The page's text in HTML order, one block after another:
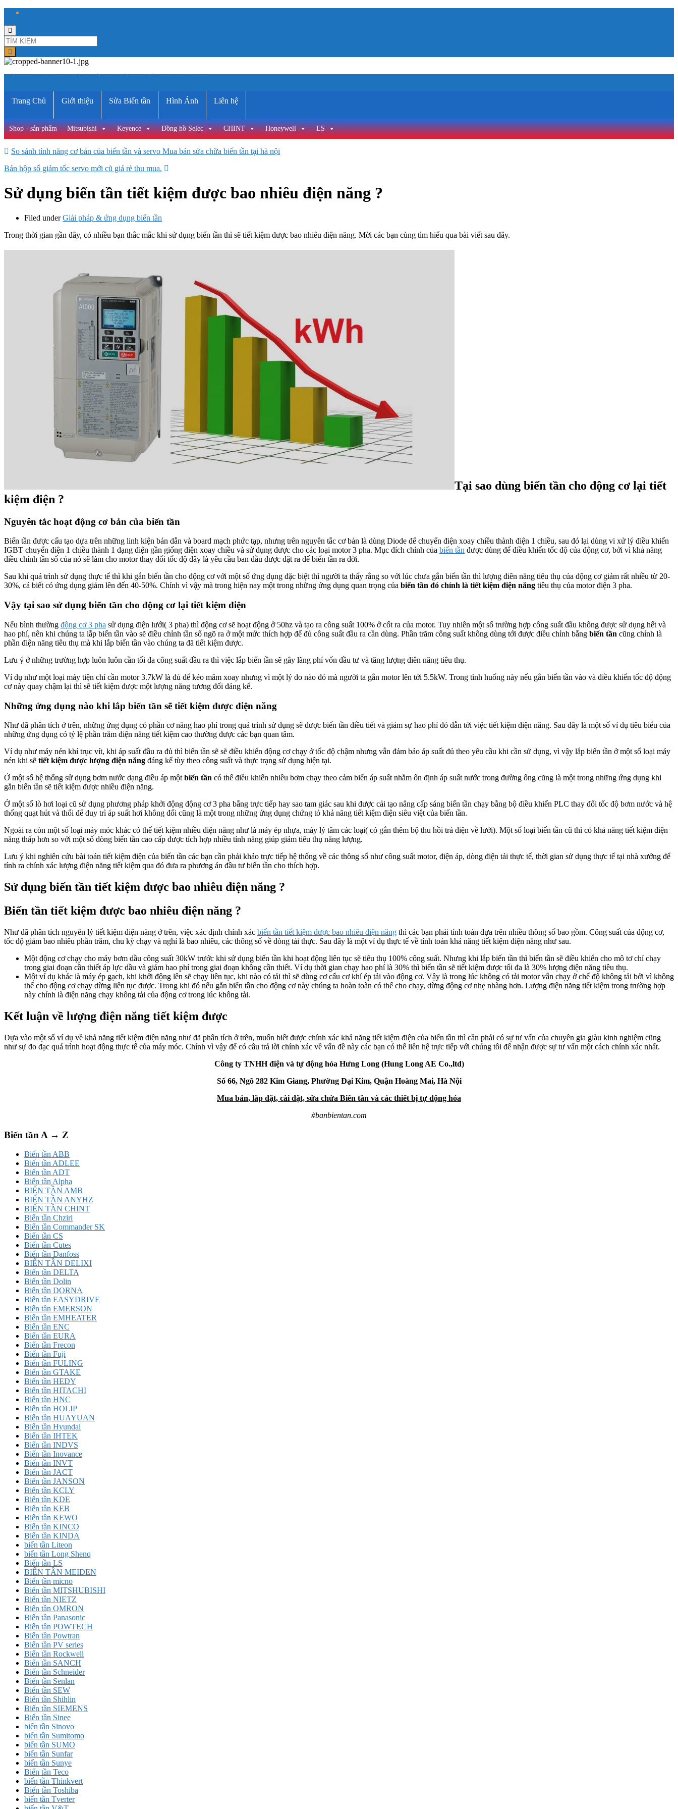
Toggle
search
form
Trang Chủ Giới thiệu Sửa Biến tần Hình Ảnh Liên hệ
Shop - sản phẩm Mitsubishi Keyence Đồng hồ Selec CHINT Honeywell LS
So sánh tính năng cơ bản của biến tần và servo Mua bán sửa chữa biến tần tại hà nội
Bán hộp số giảm tốc servo mới cũ giá rẻ thu mua.
Sử dụng biến tần tiết kiệm được bao nhiêu điện năng ?
Filed underGiải pháp & ứng dụng biến tần
Trong thời gian gần đây, có nhiều bạn thắc mắc khi sử dụng biến tần thì sẽ tiết kiệm được bao nhiêu điện năng. Mời các bạn cùng tìm hiểu qua bài viết sau đây.
Tại sao dùng biến tần cho động cơ lại tiết
kiệm điện ?
Nguyên tắc hoạt động cơ bản của biến tần
Biến tần được cấu tạo dựa trên những linh kiện bán dẫn và board mạch phức tạp, nhưng trên nguyên tắc cơ bản là dùng Diode để chuyển điện xoay chiều thành điện 1 chiều, sau đó lại dùng vi xử lý điều khiển
IGBT chuyển điện 1 chiều thành 1 dạng điện gần giống điện xoay chiều và sử dụng được cho các loại motor 3 pha. Mục đích chính của biến tần được dùng để điều khiển tốc độ của động cơ, bởi vì khả năng
điều chỉnh tần số của nó sẽ làm cho motor thay đổi tốc độ đây là yêu cầu ban đầu được đặt ra để biến tần ra đời.
Sau khi quá trình sử dụng thực tế thì khi gắn biến tần cho động cơ với một số ứng dụng đặc biệt thì người ta thấy rằng so với lúc chưa gắn biến tần thì lượng điên năng tiêu thụ của động cơ giảm rất nhiều từ 20-
30%, cá biết có ứng dụng giảm lên đến 40-50%. Chính vì vậy mà trong hiện nay một trong những ứng dụng quan trọng của biến tần đó chính là tiết kiệm điện năng tiêu thụ của motor điện 3 pha.
Vậy tại sao sử dụng biến tần cho động cơ lại tiết kiệm điện
Nếu bình thường động cơ 3 pha sử dụng điện lưới( 3 pha) thì động cơ sẽ hoạt động ở 50hz và tạo ra công suất 100% ở cốt ra của motor. Tuy nhiên một số trường hợp công suất đầu không được sử dụng hết và
hao phí, nên khi chúng ta lắp biến tần vào sẽ điều chỉnh tần số ngõ ra ở một mức thích hợp để đủ công suất đầu ra cần dùng. Phần trăm công suất không dùng tới được điều chỉnh bằng biến tần cũng chính là
phần điện năng tiêu thụ mà khi lắp biến tần vào chúng ta đã tiết kiệm được.
Lưu ý ở những trường hợp luôn luôn cần tối đa công suất đầu ra thì việc lắp biến tần sẽ gây lãng phí vốn đầu tư và tăng lượng điên năng tiêu thụ.
Ví dụ như một loại máy tiện chỉ cần motor 3.7kW là đủ để kéo mâm xoay nhưng vì một lý do nào đó mà người ta gắn motor lên tới 5.5kW. Trong tình huống này nếu gắn biến tần vào và điều khiển tốc độ động
cơ này quay chậm lại thì sẽ tiết kiệm được một lượng năng tương đối đáng kể.
Những ứng dụng nào khi lắp biến tần sẽ tiết kiệm được điện năng
Như đã phân tích ở trên, những ứng dụng có phần cơ năng hao phí trong quá trình sử dụng sẽ được biến tần điều tiết và giảm sự hao phí đó dẫn tới việc tiết kiệm điện năng. Sau đây là một số ví dụ tiêu biểu của
những ứng dụng có tỷ lệ phần trăm điện năng tiết kiệm cao thường được các bạn quan tâm.
Ví dụ như máy nén khí trục vít, khi áp suất đầu ra đủ thì biến tần sẽ sẽ điều khiển động cơ chạy ở tốc độ chậm nhưng vẫn đảm bảo áp suất đủ theo yêu cầu khi cần sử dụng, vì vậy lắp biến tần ở một số loại máy
nén khi sẽ tiết kiệm được lượng điện năng đáng kể tùy theo công suất và thực trạng sử dụng hiện tại.
Ở một số hệ thống sử dụng bơm nước dạng điều áp một biến tần có thể điều khiển nhiều bơm chạy theo cảm biến áp suất nhằm ổn định áp suất nước trong đường ống cũng là một trong những ứng dụng khi
gắn biến tần sẽ tiết kiệm được nhiều điện năng.
Ở một số lò hơi loại cũ sử dụng phương pháp khởi động động cơ 3 pha bằng trực tiếp hay sao tam giác sau khi được cải tạo nâng cấp sáng biến tần chạy bằng bộ điều khiển PLC thay đổi tốc độ bơm nước và hệ
thống quạt hút và thổi để duy trì áp suất hơi không đổi cũng là một trong những ứng dụng chứng tỏ khả năng tiết kiệm điện siêu việt của biến tần.
Ngoài ra còn một số loại máy móc khác có thể tiết kiệm nhiều điện năng như là máy ép nhựa, máy lý tâm các loại( có gắn thêm bộ thu hồi trả điện về lưới). Một số loại biến tần cũ thì có khả năng tiết kiệm điện
năng thấp hơn so với một số dòng biến tần cao cấp được tích hợp nhiều tính năng giúp giảm tiêu thụ năng lượng.
Lưu ý khi nghiên cứu bài toán tiết kiệm điện của biến tần các bạn cần phải khảo trực tiếp hệ thống về các thông số như công suất motor, điện áp, dòng điện tải thực tế, thời gian sử dụng thực tế tại nhà xưởng để
tính ra chính xác lượng điện năng tiết kiệm qua đó đưa ra phương án đầu tư biến tần cho thích hợp.
Sử dụng biến tần tiết kiệm được bao nhiêu điện năng ?
Biến tần tiết kiệm được bao nhiêu điện năng ?
Như đã phân tích nguyên lý tiết kiệm điện năng ở trên, việc xác định chính xác biến tần tiết kiệm được bao nhiêu điện năng thì các bạn phải tính toán dựa trên nhiều thông số bao gồm. Công suất của động cơ,
tốc độ giảm bao nhiêu phần trăm, chu kỳ chạy và nghỉ là bao nhiêu, các thông số về dòng tải thực. Sau đây là một ví dụ thực tế về tính toán khả năng tiết kiệm điện năng như sau.
Một động cơ chạy cho máy bơm dầu công suất 30kW trước khi sử dụng biến tần khi hoạt động liên tục sẽ tiêu thụ 100% công suất. Nhưng khi lắp biến tần thì biến tần sẽ điều khiển cho mô tơ chỉ chạy
trong giai đoạn cần thiết áp lực dầu và giảm hao phí trong giai đoạn không cần thiết. Ví dụ thời gian chạy hao phí là 30% thì biến tần sẽ tiết kiệm được tối đa là 30% lượng điện năng tiêu thụ.
Một ví dụ khác là máy ép gạch, khi khởi động lên sẽ chạy liên tục, khi nào có tải thì sẽ dùng cơ cấu cơ khí ép tải vào động cơ. Vậy là trong lúc không có tải motor vẫn chạy ở chế độ không tải bởi vì không
thể cho động cơ chạy dừng liên tục được. Trong khi đó nếu gắn biến tần cho động cơ này chúng ta hoàn toàn có thể cho chạy, dừng động cơ nhẹ nhàng hơn. Lượng điện năng tiết kiệm trong trường hợp
này chính là điện năng chạy không tải của động cơ trong lúc không tải.
Kết luận về lượng điện năng tiết kiệm được
Dựa vào một số ví dụ về khả năng tiết kiệm điện năng như đã phân tích ở trên, muốn biết được chính xác khả năng tiết kiệm điện của biến tần thì cần phải có sự tư vấn của chuyên gia giàu kinh nghiệm cũng
như sự đo đạc quá trình hoạt động thực tế của máy móc. Chính vì vậy để có câu trả lời chính xác về vấn đề này các bạn có thể liên hệ trực tiếp với chúng tôi để nhận được sự tư vấn một cách chính xác nhất.
Công ty TNHH điện và tự động hóa Hưng Long (Hung Long AE Co.,ltd)
Số 66, Ngõ 282 Kim Giang, Phường Đại Kim, Quận Hoàng Mai, Hà Nội
Mua bán, lắp đặt, cài đặt, sửa chửa Biến tần và các thiết bị tự động hóa
#banbientan.com
Biến tần A → Z
Biến tần ABB
Biến tần ADLEE
Biến tần ADT
Biến tần Alpha
BIẾN TẦN AMB
BIẾN TẦN ANYHZ
BIẾN TẦN CHINT
Biến tần Chziri
Biến tần Commander SK
Biến tần CS
Biến tần Cutes
Biến tần Danfoss
BIẾN TẦN DELIXI
Biến tần DELTA
Biến tần Dolin
Biến tần DORNA
Biến tần EASYDRIVE
Biến tần EMERSON
Biến tần EMHEATER
Biến tần ENC
Biến tần EURA
Biến tần Frecon
Biến tần Fuji
Biến tần FULING
Biến tần GTAKE
Biến tần HEDY
Biến tần HITACHI
Biến tần HNC
Biến tần HOLIP
Biến tần HUAYUAN
Biến tần Hyundai
Biến tần IHTEK
Biến tần INDVS
Biến tần Inovance
Biến tần INVT
Biến tần JACT
Biến tần JANSON
Biến tần KCLY
Biến tần KDE
Biến tần KEB
Biến tần KEWO
Biến tần KINCO
Biến tần KINDA
biến tần Liteon
biến tần Long Shenq
Biến tần LS
BIẾN TẦN MEIDEN
Biến tần micno
Biến tần MITSHUBISHI
Biến tần NIETZ
Biến tần OMRON
Biến tần Panasonic
Biến tần POWTECH
Biến tần Powtran
Biến tần PV series
Biến tần Rockwell
Biến tần SANCH
Biến tần Schneider
Biến tần Senlan
Biến tần SEW
Biến tần Shihlin
Biến tần SIEMENS
Biến tần Sinee
biến tần Sinovo
biến tần Sumitomo
biến tần SUMO
biến tần Sunfar
biến tần Sunye
Biến tần Teco
biến tần Thinkvert
Biến tần Toshiba
biến tần Tverter